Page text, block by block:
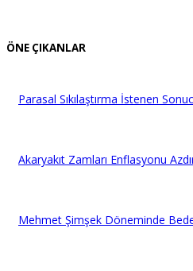
ÖNE ÇIKANLAR
Parasal Sıkılaştırma İstenen
Akaryakıt Zamları Enflasyonu
Mehmet Şimşek Döneminde Bedel